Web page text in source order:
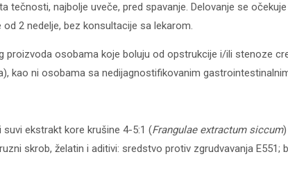
tečnosti, najbolje uveče, pred spavanje. Delovanje se
2 nedelje, bez konsultacije sa lekarom.
proizvoda osobama koje boluju od opstrukcije i/ili stenoze
kao ni osobama sa nedijagnostifikovanim
ekstrakt kore krušine 4-5:1 (Frangulae extractum siccum
skrob, želatin i aditivi: sredstvo protiv zgrudvavanja E551;